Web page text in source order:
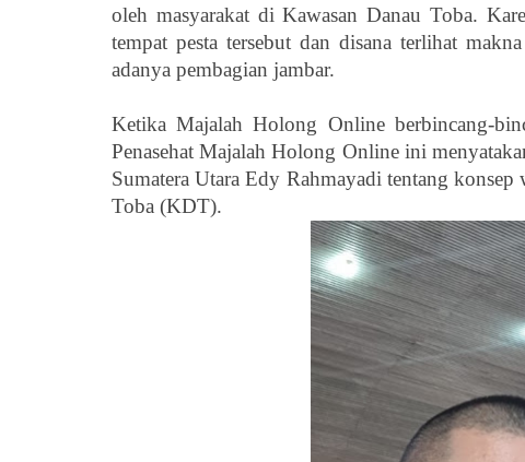
oleh masyarakat di Kawasan Danau Toba.
tempat pesta tersebut dan disana terlihat
adanya pembagian jambar.
Ketika Majalah Holong Online berbincang-
Penasehat Majalah Holong Online ini
Sumatera Utara Edy Rahmayadi tentang konsep
Toba (KDT).